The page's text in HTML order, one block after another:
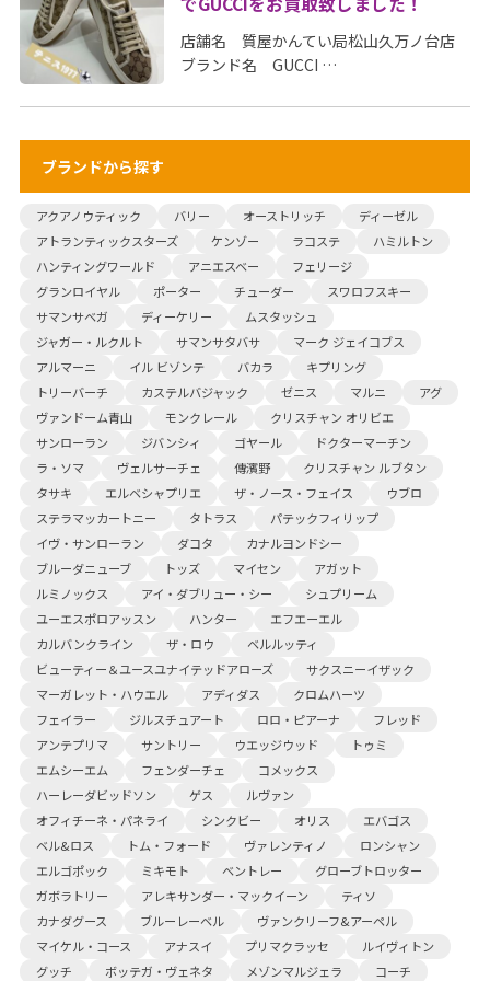
店舗名 質屋かんてい局松山久万ノ台店
ブランド名 GUCCI …
ブランドから探す
アクアノウティック バリー オーストリッチ
ディーゼル
アトランティックスターズ
ケンゾー ラコステ
ハミルトン
ハンティングワールド
アニエスベー
フェリージ
グランロイヤル
ポーター チューダー
スワロフスキー
サマンサベガ
ディーケリー
ムスタッシュ
ジャガー・ルクルト
サマンサタバサ
マーク ジェイコブス
アルマーニ
イル ビゾンテ バカラ
キプリング
トリーバーチ
カステルバジャック ゼニス マルニ
アグ
ヴァンドーム青山
モンクレール
クリスチャン オリビエ
サンローラン
ジバンシィ ゴヤール
ドクターマーチン
ラ・ソマ
ヴェルサーチェ 傳濱野
クリスチャン ルブタン
タサキ
エルベシャプリエ ザ・ノース・フェイス
ウブロ
ステラマッカートニー
タトラス
パテックフィリップ
イヴ・サンローラン
ダコタ
カナルヨンドシー
ブルーダニューブ
トッズ マイセン
アガット
ルミノックス
アイ・ダブリュー・シー
シュプリーム
ユーエスポロアッスン
ハンター
エフエーエル
カルバンクライン
ザ・ロウ
ベルルッティ
ビューティー＆ユースユナイテッドアローズ
サクスニーイザック
マーガレット・ハウエル
アディダス
クロムハーツ
フェイラー
ジルスチュアート ロロ・ピアーナ
フレッド
アンテプリマ
サントリー ウエッジウッド
トゥミ
エムシーエム
フェンダーチェ
コメックス
ハーレーダビッドソン
ゲス
ルヴァン
オフィチーネ・パネライ
シンクビー オリス
エバゴス
ベル&ロス
トム・フォード ヴァレンティノ
ロンシャン
エルゴポック
ミキモト ベントレー
グローブトロッター
ガボラトリー
アレキサンダー・マックイーン
ティソ
カナダグース
ブルーレーベル
ヴァンクリーフ&アーペル
マイケル・コース
アナスイ プリマクラッセ
ルイヴィトン
グッチ
ボッテガ・ヴェネタ メゾンマルジェラ コーチ